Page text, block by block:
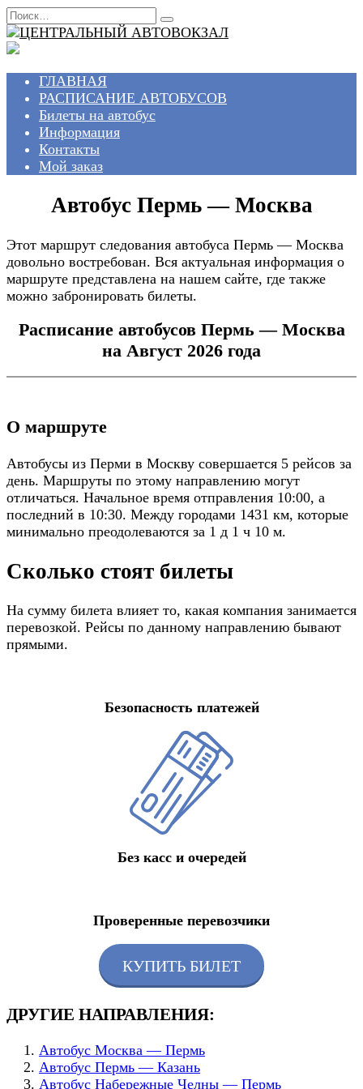
Перейти
к
содержанию
Search
for:
ГЛАВНАЯ
РАСПИСАНИЕ АВТОБУСОВ
Билеты на автобус
Информация
Контакты
Мой заказ
Автобус Пермь — Москва
Этот маршрут следования автобуса Пермь — Москва
довольно востребован. Вся актуальная информация о
маршруте представлена на нашем сайте, где также
можно забронировать билеты.
Расписание автобусов Пермь — Москва
на Август 2026 года
О маршруте
Автобусы из Перми в Москву совершается 5 рейсов за
день. Маршруты по этому направлению могут
отличаться. Начальное время отправления 10:00, а
последний в 10:30. Между городами 1431 км, которые
минимально преодолеваются за 1 д 1 ч 10 м.
Сколько стоят билеты
На сумму билета влияет то, какая компания занимается
перевозкой. Рейсы по данному направлению бывают
прямыми.
Безопасность платежей
Без касс и очередей
Проверенные перевозчики
КУПИТЬ БИЛЕТ
ДРУГИЕ НАПРАВЛЕНИЯ:
Автобус Москва — Пермь
Автобус Пермь — Казань
Автобус Набережные Челны — Пермь